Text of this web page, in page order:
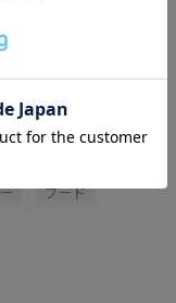
フード